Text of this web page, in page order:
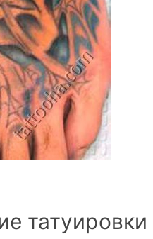
татуировки